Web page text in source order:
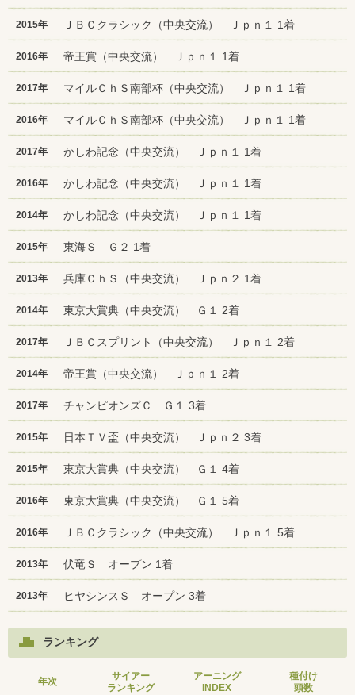
2015年 ＪＢＣクラシック（中央交流） Ｊｐｎ１ 1着
2016年 帝王賞（中央交流） Ｊｐｎ１ 1着
2017年 マイルＣｈＳ南部杯（中央交流） Ｊｐｎ１ 1着
2016年 マイルＣｈＳ南部杯（中央交流） Ｊｐｎ１ 1着
2017年 かしわ記念（中央交流） Ｊｐｎ１ 1着
2016年 かしわ記念（中央交流） Ｊｐｎ１ 1着
2014年 かしわ記念（中央交流） Ｊｐｎ１ 1着
2015年 東海Ｓ Ｇ２ 1着
2013年 兵庫ＣｈＳ（中央交流） Ｊｐｎ２ 1着
2014年 東京大賞典（中央交流） Ｇ１ 2着
2017年 ＪＢＣスプリント（中央交流） Ｊｐｎ１ 2着
2014年 帝王賞（中央交流） Ｊｐｎ１ 2着
2017年 チャンピオンズＣ Ｇ１ 3着
2015年 日本ＴＶ盃（中央交流） Ｊｐｎ２ 3着
2015年 東京大賞典（中央交流） Ｇ１ 4着
2016年 東京大賞典（中央交流） Ｇ１ 5着
2016年 ＪＢＣクラシック（中央交流） Ｊｐｎ１ 5着
2013年 伏竜Ｓ オープン 1着
2013年 ヒヤシンスＳ オープン 3着
ランキング
年次
サイアー
ランキング
アーニング
INDEX
種付け
頭数